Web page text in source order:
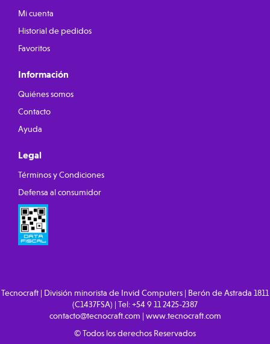
Mi cuenta
Historial de pedidos
Favoritos
Información
Quiénes somos
Contacto
Ayuda
Legal
Términos y Condiciones
Defensa al consumidor
Tecnocraft | División minorista de Invid Computers | Berón de Astrada 1811
(C1437FSA) | Tel:+54 9 11 2425-2387
contacto@tecnocraft.com | www.tecnocraft.com
© Todos los derechos Reservados